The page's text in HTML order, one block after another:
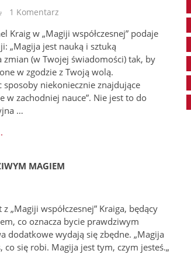
1 Komentarz
Kraig w „Magiji współczesnej” podaje
„Magija jest nauką i sztuką
zmian (w Twojej świadomości) tak, by
w zgodzie z Twoją wolą.
sposoby niekoniecznie znajdujące
w zachodniej nauce”. Nie jest to do
…
MAGIEM
„Magiji współczesnej” Kraiga, będący
co oznacza bycie prawdziwym
dodatkowe wydają się zbędne. „Magija
co się robi. Magija jest tym, czym jesteś.„